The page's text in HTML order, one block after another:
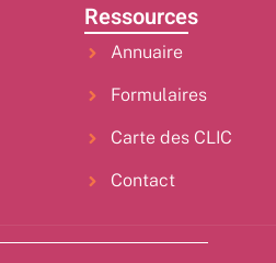
Ressources
Annuaire
Formulaires
Carte des CLIC
Contact